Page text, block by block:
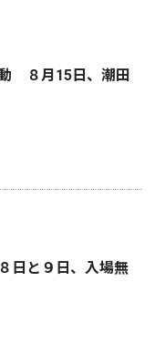
８月15日、潮田
日と９日、入場無